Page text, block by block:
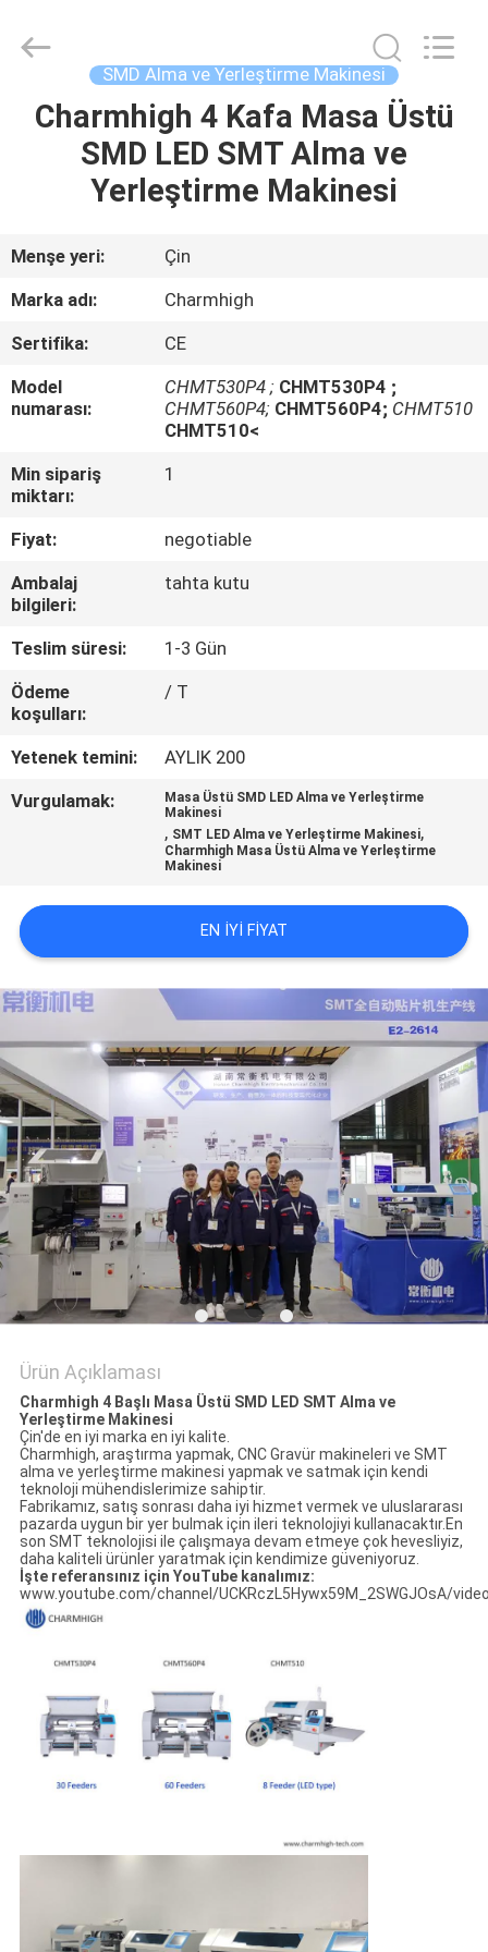
EV
ÜRÜNLER
VIDEOLAR
FABRIKA
KALITE
KONTROLÜ
BIZE
ULAŞIN
HABERLER
ON
SITE
HARITASI
GIZLILIK
POLITIKASI
TECHNOLOGY
LIMITED.
Reserved.
SMD Alma ve Yerleştirme Makinesi
Charmhigh 4 Kafa Masa Üstü
SMD LED SMT Alma ve
Yerleştirme Makinesi
Menşe yeri:
Çin
Marka adı:
Charmhigh
Sertifika:
CE
Model
numarası:
CHMT530P4 ; CHMT530P4 ;
CHMT560P4; CHMT560P4; CHMT510
CHMT510<
Min sipariş
miktarı:
1
Fiyat:
negotiable
Ambalaj
bilgileri:
tahta kutu
Teslim süresi:
1-3 Gün
Ödeme
koşulları:
/ T
Yetenek temini:
AYLIK 200
Vurgulamak:
Masa Üstü SMD LED Alma ve Yerleştirme
Makinesi
, SMT LED Alma ve Yerleştirme Makinesi,
Charmhigh Masa Üstü Alma ve Yerleştirme
Makinesi
EN IYI FIYAT
Ürün Açıklaması
Charmhigh 4 Başlı Masa Üstü SMD LED SMT Alma ve
Yerleştirme Makinesi
Çin'de en iyi marka en iyi kalite.
Charmhigh, araştırma yapmak, CNC Gravür makineleri ve SMT
alma ve yerleştirme makinesi yapmak ve satmak için kendi
teknoloji mühendislerimize sahiptir.
Fabrikamız, satış sonrası daha iyi hizmet vermek ve uluslararası
pazarda uygun bir yer bulmak için ileri teknolojiyi kullanacaktır.En
son SMT teknolojisi ile çalışmaya devam etmeye çok hevesliyiz,
daha kaliteli ürünler yaratmak için kendimize güveniyoruz.
İşte referansınız için YouTube kanalımız:
www.youtube.com/channel/UCKRczL5Hywx59M_2SWGJOsA/